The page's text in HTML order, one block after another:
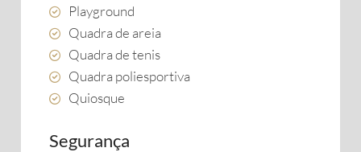
Playground
Quadra de areia
Quadra de tenis
Quadra poliesportiva
Quiosque
Segurança